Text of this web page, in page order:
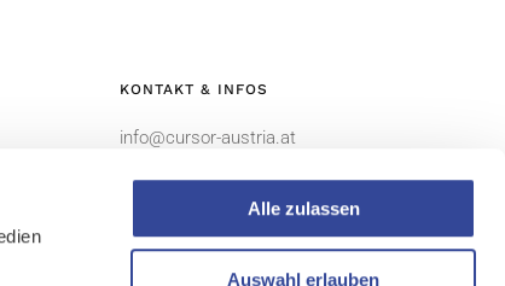
Alle zulassen
Auswahl erlauben
KONTAKT & INFOS
info@cursor-austria.at